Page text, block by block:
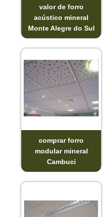
valor de forro
acústico mineral
Monte Alegre do Sul
comprar forro
modular mineral
Cambuci